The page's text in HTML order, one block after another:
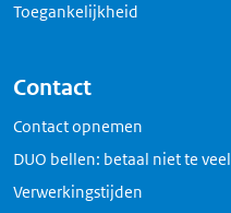
Toegankelijkheid
Contact
Contact opnemen
DUO bellen: betaal niet te veel
Verwerkingstijden